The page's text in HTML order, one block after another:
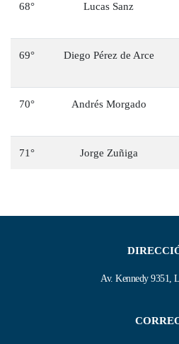
68° Lucas Sanz
69° Diego Pérez de Arce
70° Andrés Morgado
71° Jorge Zuñiga
Av. Kennedy 9351,